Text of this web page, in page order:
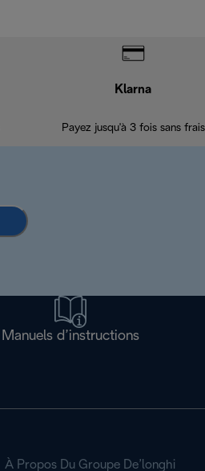
Klarna
Payez jusqu'à 3 fois sans frais
Manuels d’instructions
À Propos Du Groupe De’longhi